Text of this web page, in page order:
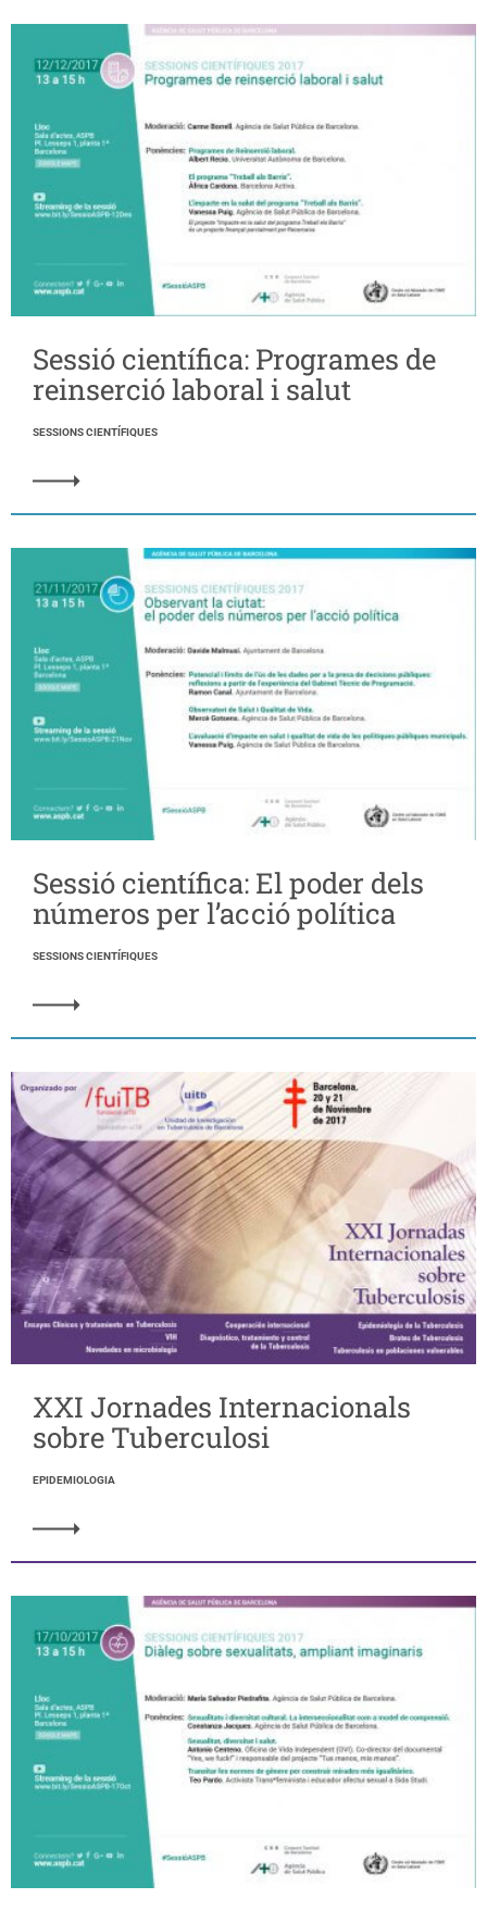
Sessió científica: Programes de
reinserció laboral i salut
SESSIONS CIENTÍFIQUES
Sessió científica: El poder dels
números per l’acció política
SESSIONS CIENTÍFIQUES
XXI Jornades Internacionals
sobre Tuberculosi
EPIDEMIOLOGIA